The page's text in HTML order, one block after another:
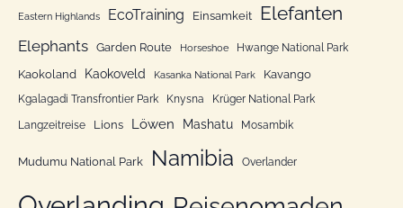
e
n
Eastern Highlands EcoTraining Einsamkeit Elefanten
Elephants Garden Route Horseshoe Hwange National Park
Kaokoland Kaokoveld Kasanka National Park Kavango
Kgalagadi Transfrontier Park Knysna Krüger National Park
Langzeitreise Lions Löwen Mashatu Mosambik
Mudumu National Park Namibia Overlander